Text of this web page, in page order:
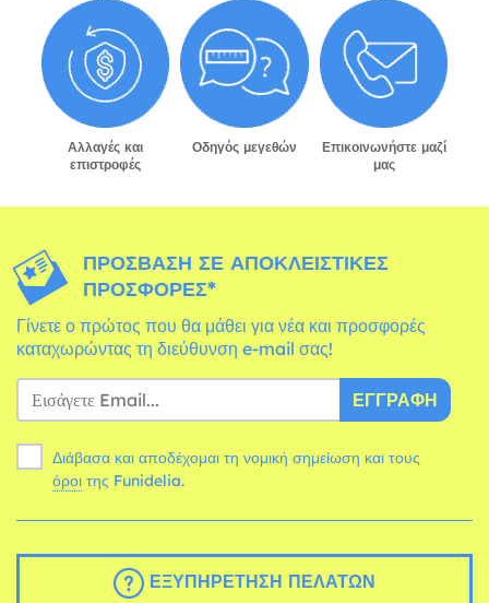
Αλλαγές και
επιστροφές
Οδηγός μεγεθών
Επικοινωνήστε μαζί
μας
ΠΡΌΣΒΑΣΗ ΣΕ ΑΠΟΚΛΕΙΣΤΙΚΈΣ
ΠΡΟΣΦΟΡΈΣ*
Γίνετε ο πρώτος που θα μάθει για νέα και προσφορές
καταχωρώντας τη διεύθυνση e-mail σας!
ΕΓΓΡΑΦΉ
Διάβασα και αποδέχομαι τη νομική σημείωση και τους
όροι της Funidelia.
ΕΞΥΠΗΡΈΤΗΣΗ ΠΕΛΑΤΏΝ